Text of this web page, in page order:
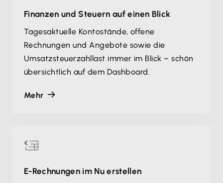
Finanzen und Steuern auf einen Blick
Tagesaktuelle Kontostände, offene
Rechnungen und Angebote sowie die
Umsatzsteuerzahllast immer im Blick – schön
übersichtlich auf dem Dashboard.
Mehr
E-Rechnungen im Nu erstellen